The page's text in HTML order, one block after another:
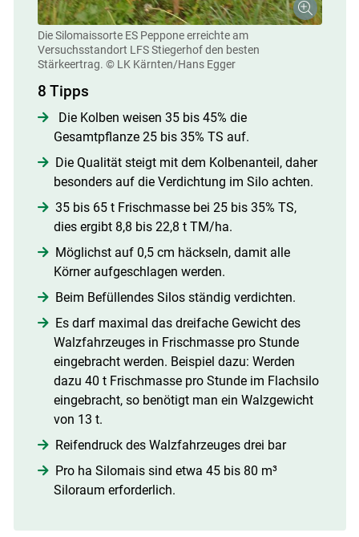
Die Silomaissorte ES Peppone erreichte am
Versuchsstandort LFS Stiegerhof den besten
Stärkeertrag. © LK Kärnten/Hans Egger
8 Tipps
Die Kolben weisen 35 bis 45% die
Gesamtpflanze 25 bis 35% TS auf.
Die Qualität steigt mit dem Kolbenanteil, daher
besonders auf die Verdichtung im Silo achten.
35 bis 65 t Frischmasse bei 25 bis 35% TS,
dies ergibt 8,8 bis 22,8 t TM/ha.
Möglichst auf 0,5 cm häckseln, damit alle
Körner aufgeschlagen werden.
Beim Befüllendes Silos ständig verdichten.
Es darf maximal das dreifache Gewicht des
Walzfahrzeuges in Frischmasse pro Stunde
eingebracht werden. Beispiel dazu: Werden
dazu 40 t Frischmasse pro Stunde im Flachsilo
eingebracht, so benötigt man ein Walzgewicht
von 13 t.
Reifendruck des Walzfahrzeuges drei bar
Pro ha Silomais sind etwa 45 bis 80 m³
Siloraum erforderlich.